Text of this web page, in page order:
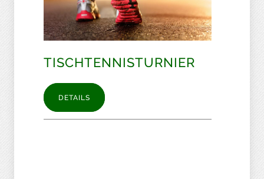
TISCHTENNISTURNIER
DETAILS